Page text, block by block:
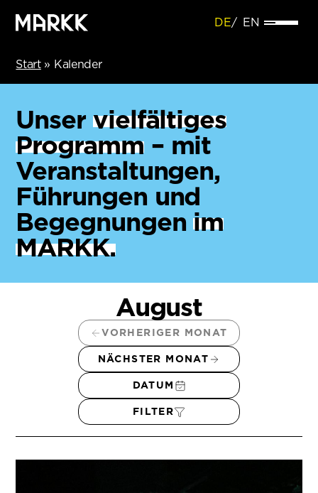
DE EN
Start» Kalender
Unser vielfältiges
Programm– mit
Veranstaltungen,
Führungen und
Begegnungenim
MARKK.
August
VORHERIGER MONAT
NÄCHSTER MONAT
DATUM
FILTER